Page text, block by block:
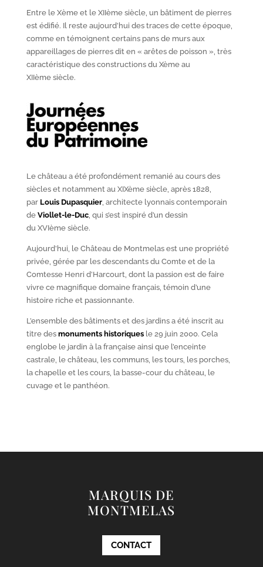
Entre le Xèmeet le XIIèmesiècle, un bâtiment de pierres
est édifié. Il reste aujourd’hui des traces de cette époque,
comme en témoignent certains pans de murs aux
appareillages de pierres dit en « arêtes de poisson », très
caractéristique des constructions du Xèmeau
XIIèmesiècle.
Le château a été profondément remanié au cours des
siècles et notamment au XIXèmesiècle, après 1828,
par Louis Dupasquier, architecte lyonnais contemporain
de Viollet-le-Duc, qui s’est inspiré d’un dessin
du XVIèmesiècle.
Aujourd’hui, le Château de Montmelas est une propriété
privée, gérée par les descendants du Comte et de la
Comtesse Henri d’Harcourt, dont la passion est de faire
vivre ce magnifique domaine français, témoin d’une
histoire riche et passionnante.
L’ensemble des bâtiments et des jardins a été inscrit au
titre des monuments historiquesle 29 juin 2000. Cela
englobe le jardin à la française ainsi que l’enceinte
castrale, le château, les communs, les tours, les porches,
la chapelle et les cours, la basse-cour du château, le
cuvage et le panthéon.
MARQUIS DE
MONTMELAS
CONTACT